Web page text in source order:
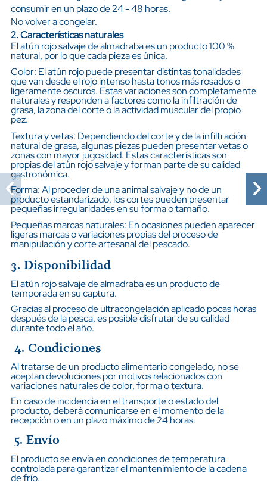
consumir en un plazo de 24 - 48 horas.
No volver a congelar.
2. Características naturales
El atún rojo salvaje de almadraba es un producto 100 %
natural, por lo que cada pieza es única.
Color: El atún rojo puede presentar distintas tonalidades
que van desde el rojo intenso hasta tonos más rosados o
ligeramente oscuros. Estas variaciones son completamente
naturales y responden a factores como la infiltración de
grasa, la zona del corte o la actividad muscular del propio
pez.
Textura y vetas: Dependiendo del corte y de la infiltración
natural de grasa, algunas piezas pueden presentar vetas o
zonas con mayor jugosidad. Estas características son
propias del atún rojo salvaje y forman parte de su calidad
gastronómica.
Forma: Al proceder de una animal salvaje y no de un
producto estandarizado, los cortes pueden presentar
pequeñas irregularidades en su forma o tamaño.
Pequeñas marcas naturales: En ocasiones pueden aparecer
ligeras marcas o variaciones propias del proceso de
manipulación y corte artesanal del pescado.
3. Disponibilidad
El atún rojo salvaje de almadraba es un producto de
temporada en su captura.
Gracias al proceso de ultracongelación aplicado pocas horas
después de la pesca, es posible disfrutar de su calidad
durante todo el año.
4. Condiciones
Al tratarse de un producto alimentario congelado, no se
aceptan devoluciones por motivos relacionados con
variaciones naturales de color, forma o textura.
En caso de incidencia en el transporte o estado del
producto, deberá comunicarse en el momento de la
recepción o en un plazo máximo de 24 horas.
5. Envío
El producto se envía en condiciones de temperatura
controlada para garantizar el mantenimiento de la cadena
de frío.